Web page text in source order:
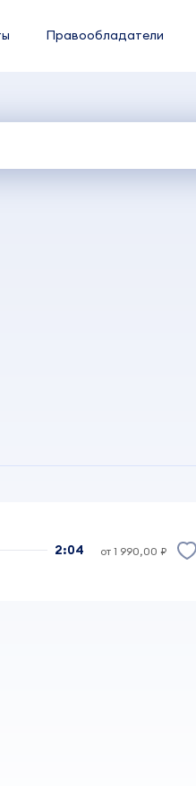
Правообладатели
2:04 от 1 990,00 ₽